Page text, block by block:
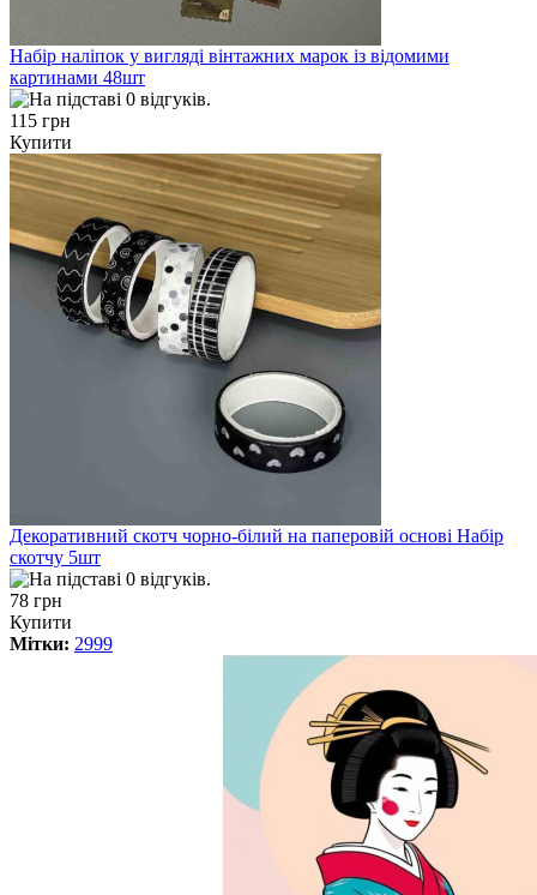
Набір наліпок у вигляді вінтажних марок із відомими
картинами 48шт
115 грн
Купити
Декоративний скотч чорно-білий на паперовій основі Набір
скотчу 5шт
78 грн
Купити
Мітки: 2999